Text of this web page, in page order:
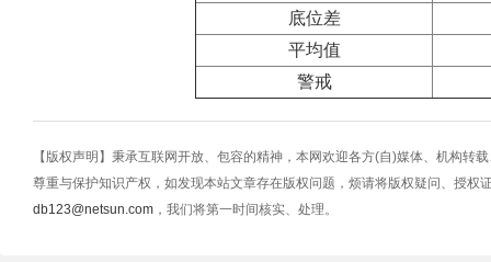
底位差
平均值
警戒
【版权声明】秉承互联网开放、包容的精神，本网欢迎各方(自)媒体、机构转
尊重与保护知识产权，如发现本站文章存在版权问题，烦请将版权疑问、授权
db123@netsun.com ，我们将第一时间核实、处理。